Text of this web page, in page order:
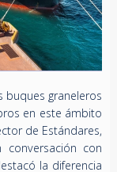
buques graneleros
en este ámbito
de Estándares,
conversación con
la diferencia